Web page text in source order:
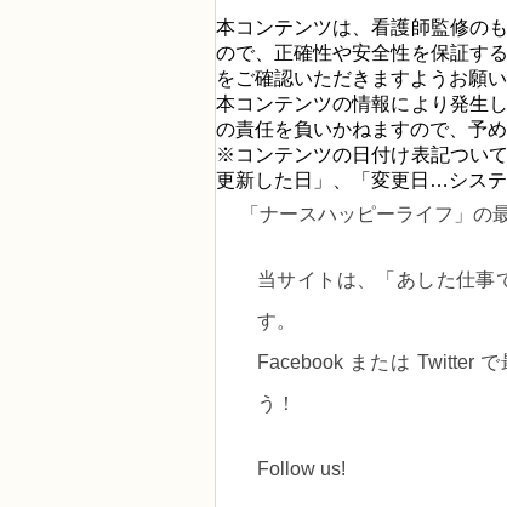
本コンテンツは、看護師監修の
ので、正確性や安全性を保証す
をご確認いただきますようお願い
本コンテンツの情報により発生
の責任を負いかねますので、予め
※コンテンツの日付け表記つい
更新した日」、「変更日…シス
「ナースハッピーライフ」の
当サイトは、 「あした仕事
す。
Facebook または Twitter
う！
Follow us!